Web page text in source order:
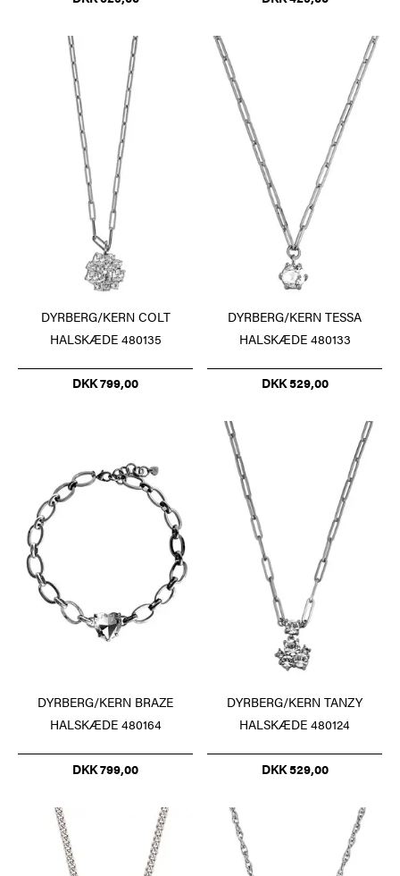
DYRBERG/KERN COLT
HALSKÆDE 480135
DKK 799,00
DYRBERG/KERN TESSA
HALSKÆDE 480133
DKK 529,00
DYRBERG/KERN BRAZE
HALSKÆDE 480164
DKK 799,00
DYRBERG/KERN TANZY
HALSKÆDE 480124
DKK 529,00